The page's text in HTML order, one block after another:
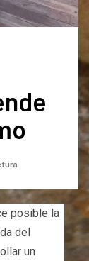
posible la
del
un